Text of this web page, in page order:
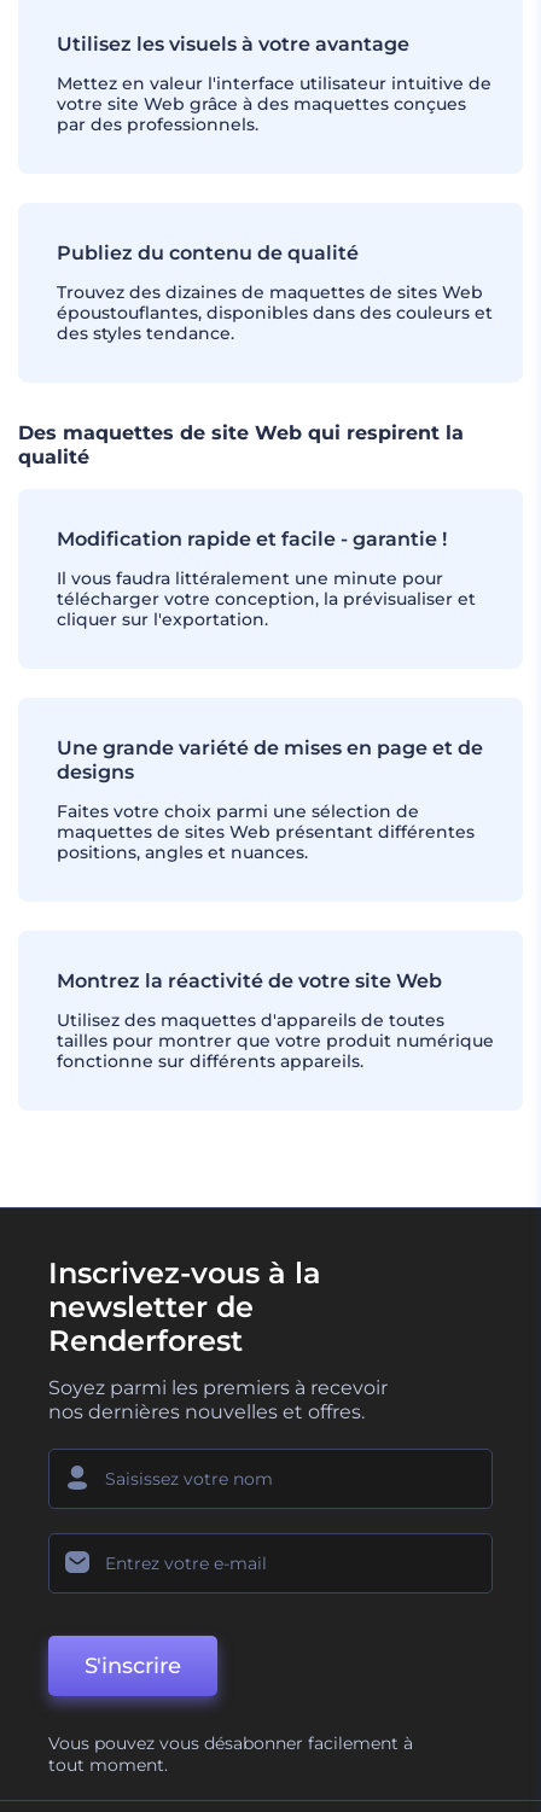
Utilisez les visuels à votre avantage
Mettez en valeur l'interface utilisateur intuitive de
votre site Web grâce à des maquettes conçues
par des professionnels.
Publiez du contenu de qualité
Trouvez des dizaines de maquettes de sites Web
époustouflantes, disponibles dans des couleurs et
des styles tendance.
Des maquettes de site Web qui respirent la
qualité
Modification rapide et facile - garantie !
Il vous faudra littéralement une minute pour
télécharger votre conception, la prévisualiser et
cliquer sur l'exportation.
Une grande variété de mises en page et de
designs
Faites votre choix parmi une sélection de
maquettes de sites Web présentant différentes
positions, angles et nuances.
Montrez la réactivité de votre site Web
Utilisez des maquettes d'appareils de toutes
tailles pour montrer que votre produit numérique
fonctionne sur différents appareils.
Inscrivez-vous à la
newsletter de
Renderforest
Soyez parmi les premiers à recevoir
nos dernières nouvelles et offres.
S'inscrire
Vous pouvez vous désabonner facilement à
tout moment.